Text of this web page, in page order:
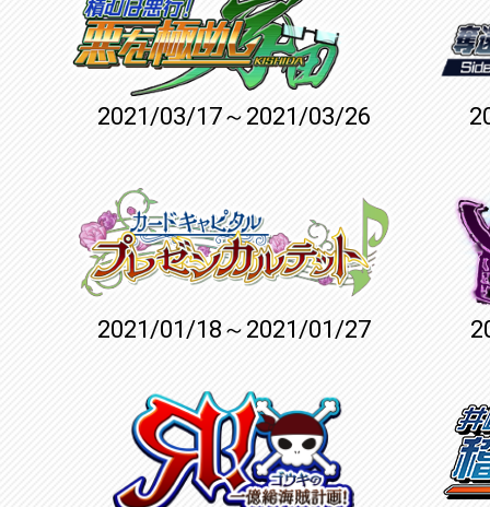
2021/03/17～2021/03/26
2021/01/18～2021/01/27